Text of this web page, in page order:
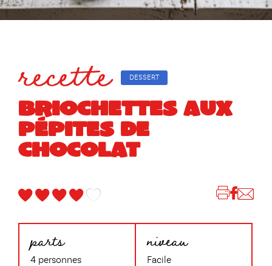
recette DESSERT
BRIOCHETTES AUX
PÉPITES DE
CHOCOLAT
parts
4 personnes
niveau
Facile